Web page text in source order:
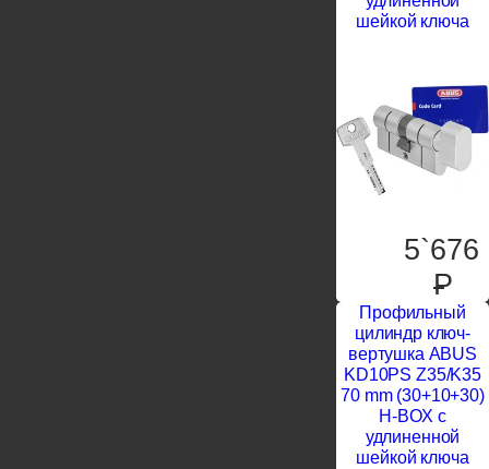
шейкой ключа
5`676
P
Профильный
цилиндр ключ-
вертушка ABUS
KD10PS Z35/K35
70 mm (30+10+30)
H-BOX с
удлиненной
шейкой ключа